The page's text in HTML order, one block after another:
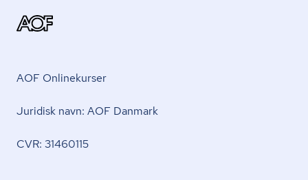
AOF Onlinekurser
Juridisk navn: AOF Danmark
CVR: 31460115